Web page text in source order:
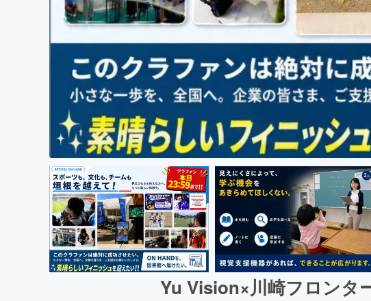
Yu Vision×川崎フロンタ